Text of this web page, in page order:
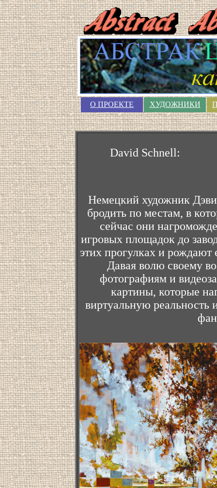
О ПРОЕКТЕ ХУДОЖНИКИ
David Schnell:
Немецкий художник
бродить по местам, в
сейчас они
игровых площадок до
этих прогулках и рождают
Давая волю своему
фотографиям и
картины, которые
виртуальную